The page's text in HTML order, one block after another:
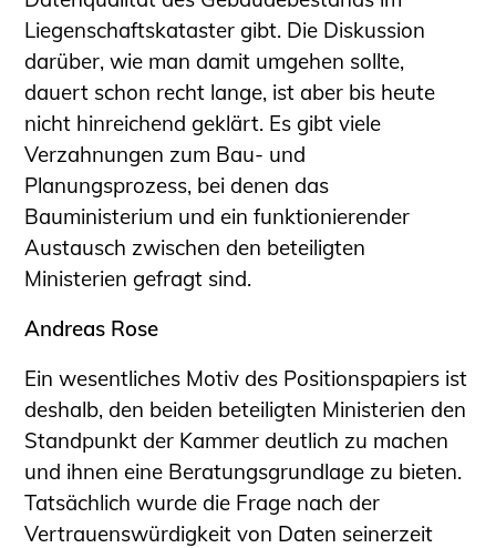
Liegenschaftskataster gibt. Die Diskussion
darüber, wie man damit umgehen sollte,
dauert schon recht lange, ist aber bis heute
nicht hinreichend geklärt. Es gibt viele
Verzahnungen zum Bau- und
Planungsprozess, bei denen das
Bauministerium und ein funktionierender
Austausch zwischen den beteiligten
Ministerien gefragt sind.
Andreas Rose
Ein wesentliches Motiv des Positionspapiers ist
deshalb, den beiden beteiligten Ministerien den
Standpunkt der Kammer deutlich zu machen
und ihnen eine Beratungsgrundlage zu bieten.
Tatsächlich wurde die Frage nach der
Vertrauenswürdigkeit von Daten seinerzeit